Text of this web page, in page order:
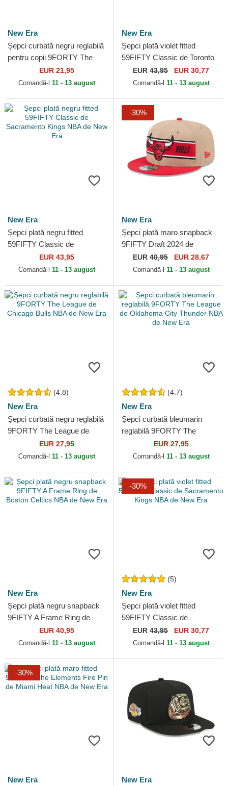
New Era
Șepci curbată negru reglabilă
pentru copii 9FORTY The
League de Brooklyn Nets
NBA de New Era
EUR 21,95
Comandă-l 11 - 13 august
New Era
Șepci plată violet fitted
59FIFTY Classic de Toronto
Raptors NBA de New Era
EUR 43,95 EUR 30,77
Comandă-l 11 - 13 august
New Era
Șepci plată negru fitted
59FIFTY Classic de
Sacramento Kings NBA de
New Era
EUR 43,95
Comandă-l 11 - 13 august
-30%
New Era
Șepci plată maro snapback
9FIFTY Draft 2024 de
Chicago Bulls NBA de New
Era
EUR 40,95 EUR 28,67
Comandă-l 11 - 13 august
(4.8)
New Era
Șepci curbată negru reglabilă
9FORTY The League de
Chicago Bulls NBA de New
Era
EUR 27,95
Comandă-l 11 - 13 august
(4.7)
New Era
Șepci curbată bleumarin
reglabilă 9FORTY The
League de Oklahoma City
Thunder NBA de New Era
EUR 27,95
Comandă-l 11 - 13 august
New Era
Șepci plată negru snapback
9FIFTY A Frame Ring de
Boston Celtics NBA de New
Era
EUR 40,95
Comandă-l 11 - 13 august
-30%
(5)
New Era
Șepci plată violet fitted
59FIFTY Classic de
Sacramento Kings NBA de
New Era
EUR 43,95 EUR 30,77
Comandă-l 11 - 13 august
-30%
New Era New Era